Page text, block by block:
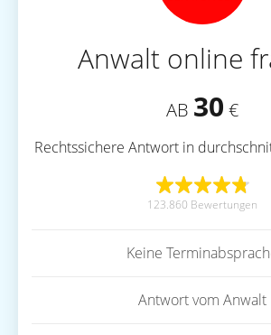
Anwalt online
AB 30 €
Rechtssichere Antwort in
123.860 Bewertungen
Keine
Antwort vom Anwalt